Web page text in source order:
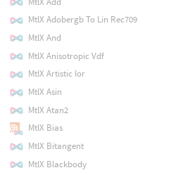
MtlX Adobergb To Lin Rec709
MtlX And
MtlX Anisotropic Vdf
MtlX Artistic Ior
MtlX Asin
MtlX Atan2
MtlX Bias
MtlX Bitangent
MtlX Blackbody